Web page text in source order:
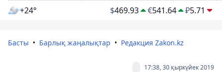
+24° $469.93 €541.64 ₽5.71
Басты Барлық жаңалықтар Редакция Zakon.kz
17:38, 30 қыркүйек 2019